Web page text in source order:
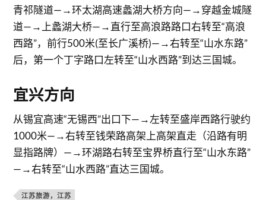
青祁隧道—→环太湖高速蠡湖大桥方向—→穿越金城隧
道—→上蠡湖大桥—→直行至高浪路路口右转至“高浪
西路”，前行500米(至长广溪桥)—→右转至“山水东路”
后，第一个丁字路口左转至“山水西路”到达三国城。
宜兴方向
从锡宜高速“无锡西”出口下—→左转至盛岸西路行驶约
1000米—→右转至钱荣路高架上高架直走（沿路有明
显指路牌）—→环湖路右转至宝界桥直行至“山水东路”
—→右转至“山水西路”直达三国城。
江苏旅游，江苏